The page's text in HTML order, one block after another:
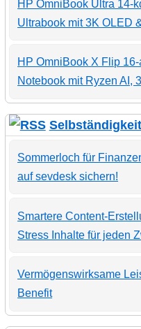
HP OmniBook Ultra 14-
Ultrabook mit 3K OLED
HP OmniBook X Flip
Notebook mit Ryzen AI,
Sommerloch für
auf sevdesk sichern!
Smartere Content-
Stress Inhalte für jeden
Vermögenswirksame
Benefit